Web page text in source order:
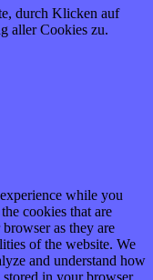
durch Klicken auf
aller Cookies zu.
while you
cookies that are
as they are
of the website. We
and understand how